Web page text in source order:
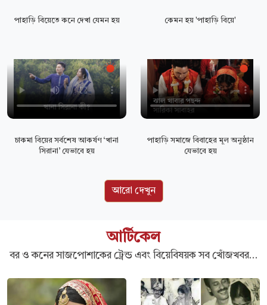
পাহাড়ি বিয়েতে কনে দেখা যেমন হয় কেমন হয় 'পাহাড়ি বিয়ে'
চাকমা বিয়ের সর্বশেষ আকর্ষণ ‘খানা
সিরানা’ যেভাবে হয়
পাহাড়ি সমাজে বিবাহের মূল অনুষ্ঠান
যেভাবে হয়
আরো দেখুন
আর্টিকেল
বর ও কনের সাজপোশাকের ট্রেন্ড এবং বিয়েবিষয়ক সব খোঁজখবর…